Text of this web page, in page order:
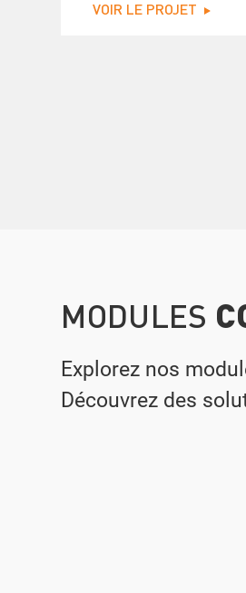
VOIR LE PROJET
MODULES
Explorez nos
Découvrez des